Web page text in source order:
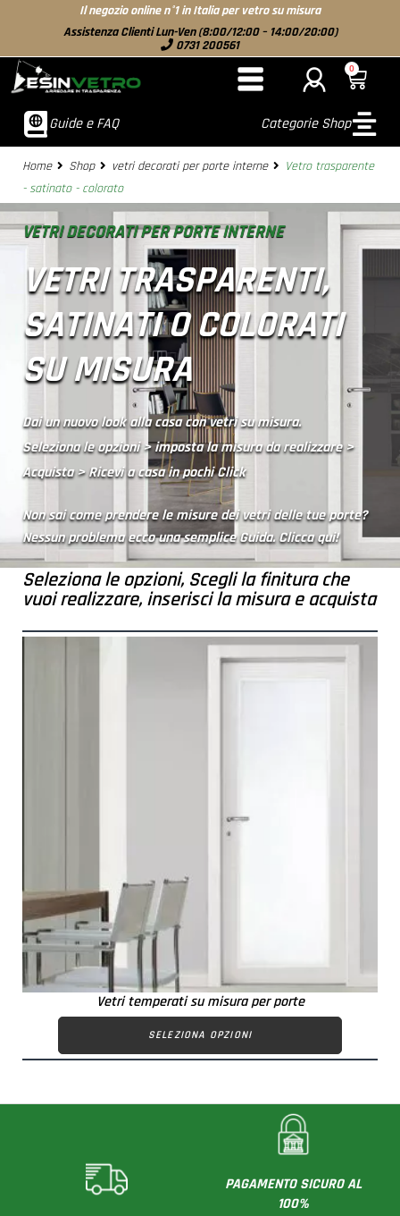
Il negozio online n°1 in Italia per vetro su misura
Assistenza Clienti Lun-Ven (8:00/12:00 – 14:00/20:00)
0731 200561
0
Guide e FAQ Categorie Shop
Home Shop vetri decorati per porte interne
Vetro trasparente
- satinato - colorato
VETRI DECORATI PER PORTE INTERNE
VETRI TRASPARENTI,
SATINATI O COLORATI
SU MISURA
Dai un nuovo look alla casa con vetri su misura.
Seleziona le opzioni > imposta la misura da realizzare >
Acquista > Ricevi a casa in pochi Click
Non sai come prendere le misure dei vetri delle tue porte?
Nessun problema ecco una semplice Guida. Clicca qui!
Seleziona le opzioni, Scegli la finitura che
vuoi realizzare, inserisci la misura e acquista
Vetri temperati su misura per porte
SELEZIONA OPZIONI
PAGAMENTO SICURO AL
100%